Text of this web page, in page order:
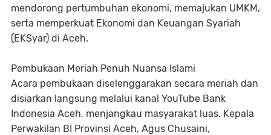
mendorong pertumbuhan ekonomi, memajukan UMKM,
serta memperkuat Ekonomi dan Keuangan Syariah
(EKSyar) di Aceh.
Pembukaan Meriah Penuh Nuansa Islami
Acara pembukaan diselenggarakan secara meriah dan
disiarkan langsung melalui kanal YouTube Bank
Indonesia Aceh, menjangkau masyarakat luas. Kepala
Perwakilan BI Provinsi Aceh, Agus Chusaini,